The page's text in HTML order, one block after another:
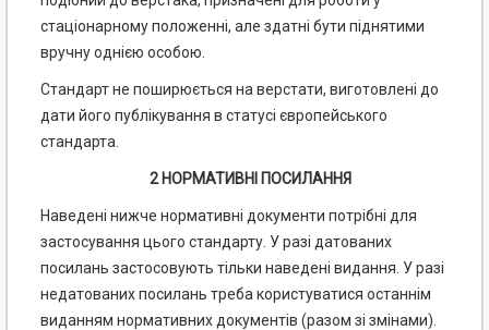
стаціонарному положенні, але здатні бути піднятими
вручну однією особою.
Стандарт не поширюється на верстати, виготовлені до
дати його публікування в статусі європейського
стандарта.
2 НОРМАТИВНІ ПОСИЛАННЯ
Наведені нижче нормативні документи потрібні для
застосування цього стандарту. У разі датованих
посилань застосовують тільки наведені видання. У разі
недатованих посилань треба користуватися останнім
виданням нормативних документів (разом зі змінами).